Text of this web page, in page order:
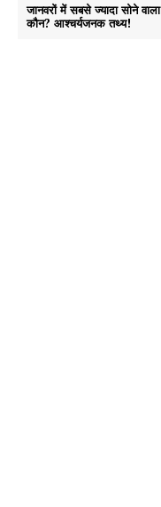
जानवरों में सबसे ज्यादा सोने वाला
कौन? आश्चर्यजनक तथ्य!